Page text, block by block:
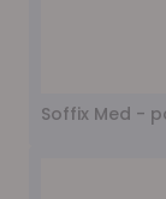
Soffix Med -